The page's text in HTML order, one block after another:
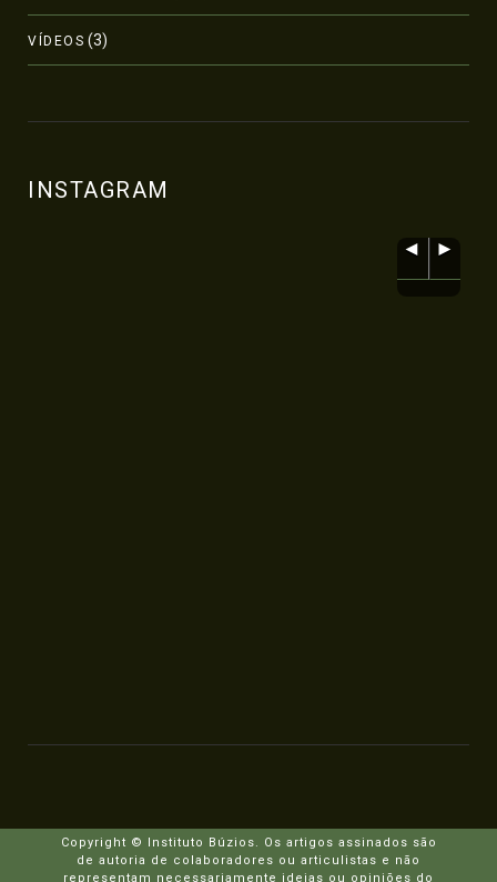
VÍDEOS (3)
INSTAGRAM
Copyright © Instituto Búzios. Os artigos assinados são
de autoria de colaboradores ou articulistas e não
representam necessariamente ideias ou opiniões do